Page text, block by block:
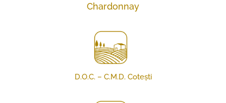
Chardonnay
D.O.C. – C.M.D. Cotești